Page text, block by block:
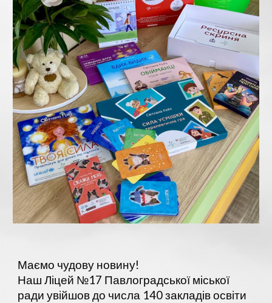
Маємо чудову новину!
Наш Ліцей №17 Павлоградської міської
ради увійшов до числа 140 закладів освіти